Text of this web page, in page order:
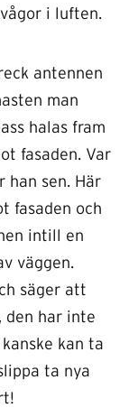
i luften.
antennen
man
halas fram
fasaden. Var
han sen. Här
fasaden och
intill en
väggen.
säger att
den har inte
kan ta
ta nya